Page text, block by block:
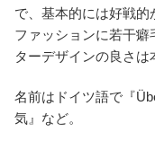
で、基本的には好戦
ファッションに若干
ターデザインの良さは
名前はドイツ語で『
気』など。